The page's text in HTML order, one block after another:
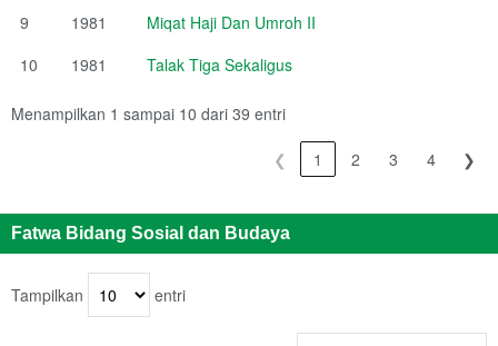
9
1981
Miqat Haji Dan Umroh II
10
1981 Talak Tiga Sekaligus
Menampilkan 1 sampai 10 dari 39 entri
❮ 1 2 3 4 ❯
Fatwa Bidang Sosial dan Budaya
Tampilkan entri